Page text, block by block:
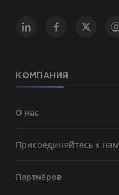
КОМПАНИЯ
О нас
Присоединяйтесь к нам
Партнёров